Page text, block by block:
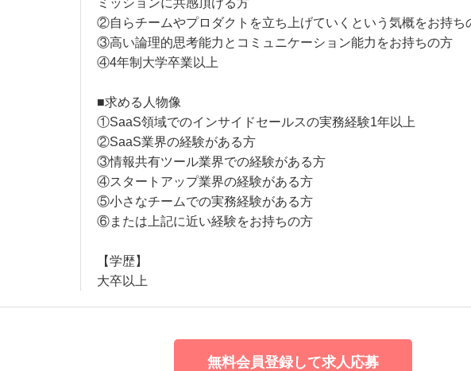
ミッションに共感頂ける方
②自らチームやプロダクトを立ち上げていくという気概をお持ち
③高い論理的思考能力とコミュニケーション能力をお持ちの方
④4年制大学卒業以上
■求める人物像
①SaaS領域でのインサイドセールスの実務経験1年以上
②SaaS業界の経験がある方
③情報共有ツール業界での経験がある方
④スタートアップ業界の経験がある方
⑤小さなチームでの実務経験がある方
⑥または上記に近い経験をお持ちの方
【学歴】
大卒以上
無料会員登録して求人応募